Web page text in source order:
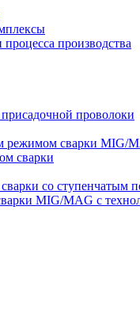
производства
проволоки
режимом сварки MIG/
сварки
со ступенчатым
MIG/MAG с